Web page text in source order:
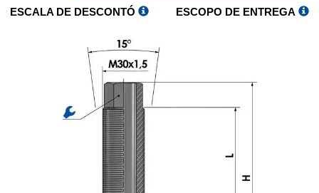
ESCALA DE DESCONTÓ ESCOPO DE ENTREGA